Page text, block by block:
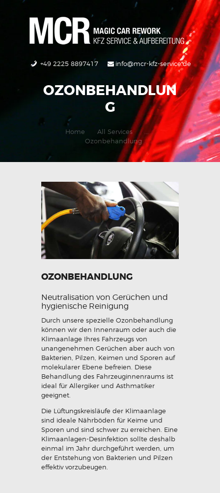
+49 2225 8897417 info@mcr-kfz-service.de
OZONBEHANDLUN
G
Home All Services
...
Ozonbehandlung
ÜBER UNS
LEISTUNGEN
IMPRESSUM
DATENSCHUTZ
OZONBEHANDLUNG
Neutralisation von Gerüchen und
hygienische Reinigung
Durch unsere spezielle Ozonbehandlung
können wir den Innenraum oder auch die
Klimaanlage Ihres Fahrzeugs von
unangenehmen Gerüchen aber auch von
Bakterien, Pilzen, Keimen und Sporen auf
molekularer Ebene befreien. Diese
Behandlung des Fahrzeuginnenraums ist
ideal für Allergiker und Asthmatiker
geeignet.
Die Lüftungskreisläufe der Klimaanlage
sind ideale Nährböden für Keime und
Sporen und sind schwer zu erreichen. Eine
Klimaanlagen-Desinfektion sollte deshalb
einmal im Jahr durchgeführt werden, um
der Entstehung von Bakterien und Pilzen
effektiv vorzubeugen.